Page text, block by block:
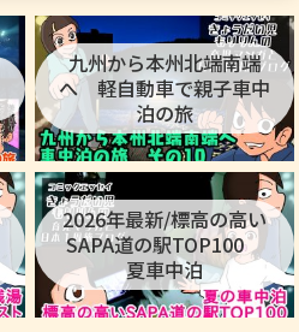
九州から本州北端南端
へ 軽自動車で親子車中
泊の旅
2026年最新/標高の高い
SAPA道の駅TOP100
夏車中泊